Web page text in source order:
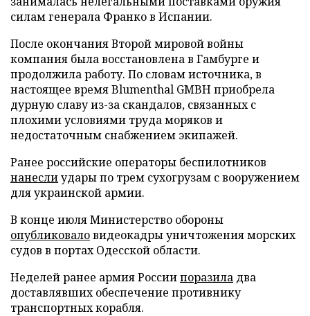
силам генерала Франко в Испании.
После окончания Второй мировой войны
компания была восстановлена в Гамбурге и
продолжила работу. По словам источника, в
настоящее время Blumenthal GMBH приобрела
дурную славу из-за скандалов, связанных с
плохими условиями труда моряков и
недостаточным снабжением экипажей.
Ранее российские операторы беспилотников
нанеслиудары по трем сухогрузам с вооружением
для украинской армии.
В конце июля Министерство обороны
опубликоваловидеокадры уничтожения морских
судов в портах Одесской области.
Неделей ранее армия Россиипоразила два
доставлявших обеспечение противнику
транспортных корабля.